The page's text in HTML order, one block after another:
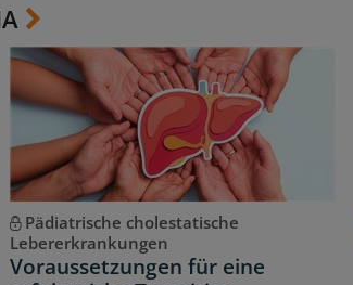
Pädiatrische cholestatische
Lebererkrankungen
Voraussetzungen für eine